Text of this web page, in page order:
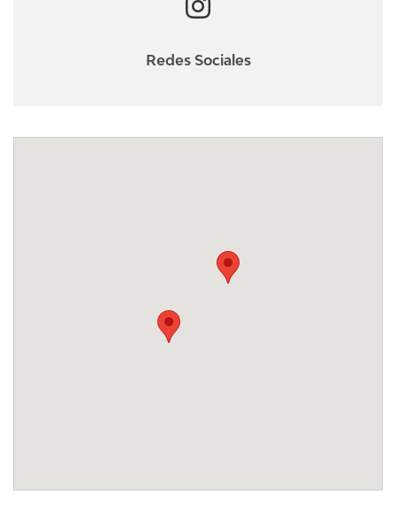
Redes Sociales